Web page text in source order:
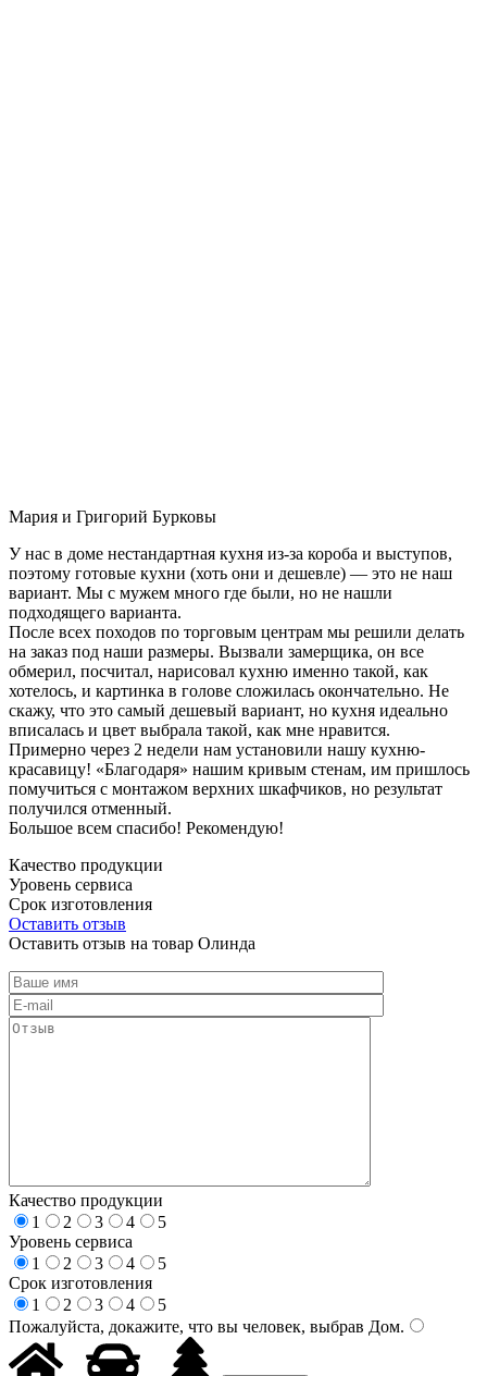
Мария и Григорий Бурковы
У нас в доме нестандартная кухня из-за короба и выступов,
поэтому готовые кухни (хоть они и дешевле) — это не наш
вариант. Мы с мужем много где были, но не нашли
подходящего варианта.
После всех походов по торговым центрам мы решили делать
на заказ под наши размеры. Вызвали замерщика, он все
обмерил, посчитал, нарисовал кухню именно такой, как
хотелось, и картинка в голове сложилась окончательно. Не
скажу, что это самый дешевый вариант, но кухня идеально
вписалась и цвет выбрала такой, как мне нравится.
Примерно через 2 недели нам установили нашу кухню-
красавицу! «Благодаря» нашим кривым стенам, им пришлось
помучиться с монтажом верхних шкафчиков, но результат
получился отменный.
Большое всем спасибо! Рекомендую!
Качество продукции
Уровень сервиса
Срок изготовления
Оставить отзыв
Оставить отзыв на товар Олинда
Качество продукции
1
2 3 4
5
Уровень сервиса
1
2 3 4
5
Срок изготовления
1
2 3 4
5
Пожалуйста, докажите, что вы человек, выбрав Дом.